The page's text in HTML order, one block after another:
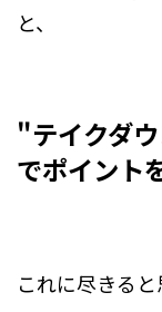
と、
"テイクダ
でポイント
これに尽きると